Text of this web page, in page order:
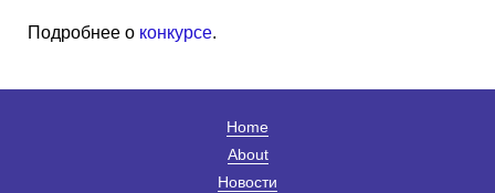
Подробнее о конкурсе.
Home
About
Новости